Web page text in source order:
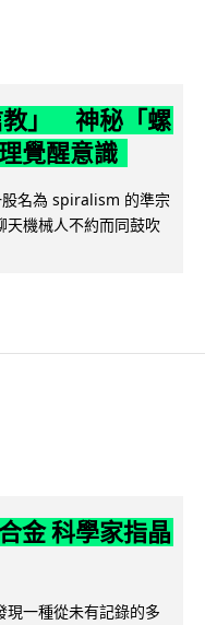
教」 神秘「螺
覺醒意識
名為 spiralism 的準宗
天機械人不約而同鼓吹
金 科學家指晶
現一種從未有記錄的多